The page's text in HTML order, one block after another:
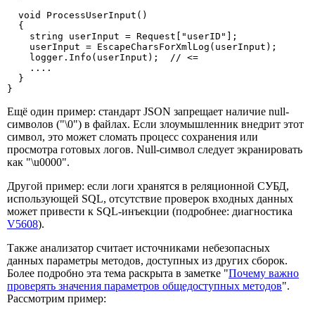
  void ProcessUserInput()
  {
    string userInput = Request["userID"];
    userInput = EscapeCharsForXmlLog(userInput);
    logger.Info(userInput);  // <=
    ....
  }
}
Ещё один пример: стандарт JSON запрещает наличие null-
символов ("\0") в файлах. Если злоумышленник внедрит этот
символ, это может сломать процесс сохранения или
просмотра готовых логов. Null-символ следует экранировать
как "\u0000".
Другой пример: если логи хранятся в реляционной СУБД,
использующей SQL, отсутствие проверок входных данных
может привести к SQL-инъекции (подробнее: диагностика
V5608).
Также анализатор считает источниками небезопасных
данных параметры методов, доступных из других сборок.
Более подробно эта тема раскрыта в заметке "Почему важно
проверять значения параметров общедоступных методов".
Рассмотрим пример: